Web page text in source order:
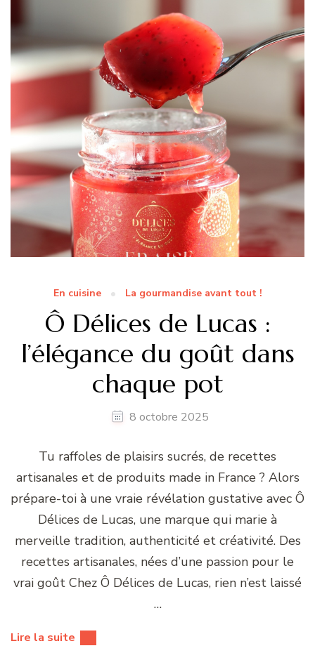
En cuisine La gourmandise avant tout !
Ô Délices de Lucas :
l’élégance du goût dans
chaque pot
8 octobre 2025
Tu raffoles de plaisirs sucrés, de recettes
artisanales et de produits made in France ? Alors
prépare-toi à une vraie révélation gustative avec Ô
Délices de Lucas, une marque qui marie à
merveille tradition, authenticité et créativité. Des
recettes artisanales, nées d’une passion pour le
vrai goût Chez Ô Délices de Lucas, rien n’est laissé
…
Lire la suite